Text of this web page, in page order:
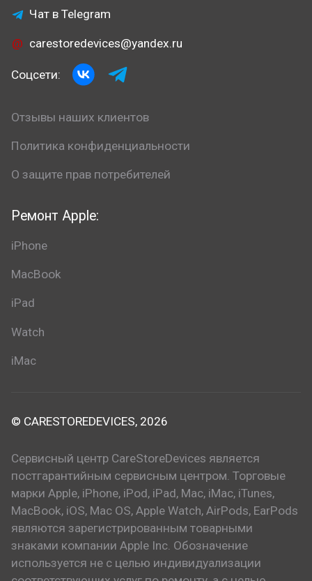
Ремонт Apple:
iPhone
MacBook
iPad
Watch
iMac
Чат в Telegram
carestoredevices@yandex.ru
Соцсети:
Отзывы наших клиентов
Политика конфиденциальности
О защите прав потребителей
© CARESTOREDEVICES, 2026
Сервисный центр CareStoreDevices является
постгарантийным сервисным центром. Торговые
марки Apple, iPhone, iPod, iPad, Mac, iMac, iTunes,
MacBook, iOS, Mac OS, Apple Watch, AirPods, EarPods
являются зарегистрированным товарными
знаками компании Apple Inc. Обозначение
используется не с целью индивидуализации